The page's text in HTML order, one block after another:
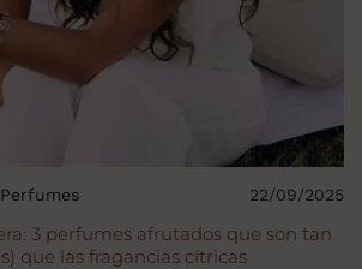
3 perfumes afrutados que son tan
que las fragancias cítricas
Perfumes 22/09/2025